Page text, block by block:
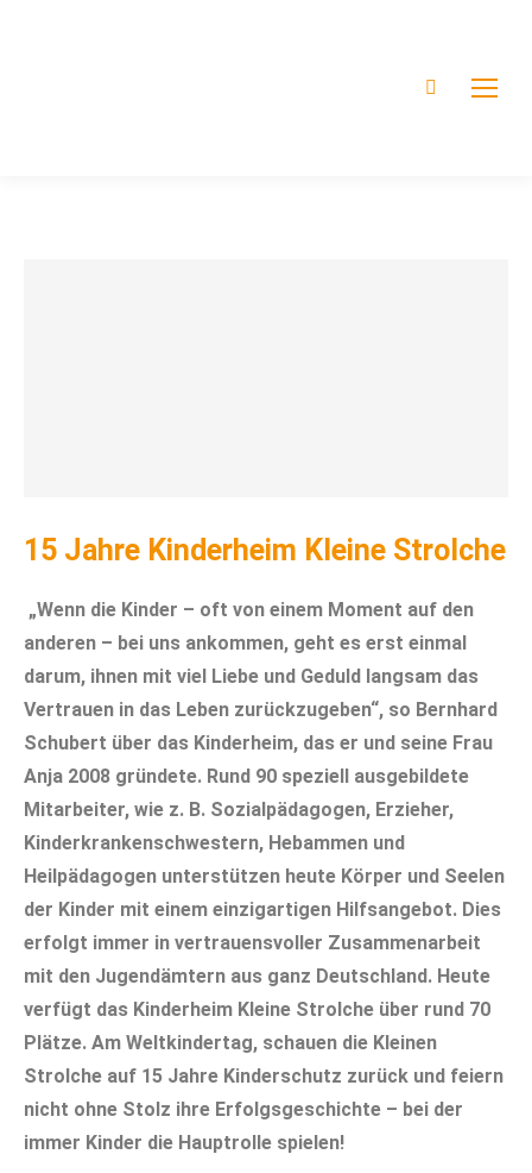
15 Jahre Kinderheim Kleine Strolche
„Wenn die Kinder – oft von einem Moment auf den
anderen – bei uns ankommen, geht es erst einmal
darum, ihnen mit viel Liebe und Geduld langsam das
Vertrauen in das Leben zurückzugeben“, so Bernhard
Schubert über das Kinderheim, das er und seine Frau
Anja 2008 gründete. Rund 90 speziell ausgebildete
Mitarbeiter, wie z. B. Sozialpädagogen, Erzieher,
Kinderkrankenschwestern, Hebammen und
Heilpädagogen unterstützen heute Körper und Seelen
der Kinder mit einem einzigartigen Hilfsangebot. Dies
erfolgt immer in vertrauensvoller Zusammenarbeit
mit den Jugendämtern aus ganz Deutschland. Heute
verfügt das Kinderheim Kleine Strolche über rund 70
Plätze. Am Weltkindertag, schauen die Kleinen
Strolche auf 15 Jahre Kinderschutz zurück und feiern
nicht ohne Stolz ihre Erfolgsgeschichte – bei der
immer Kinder die Hauptrolle spielen!